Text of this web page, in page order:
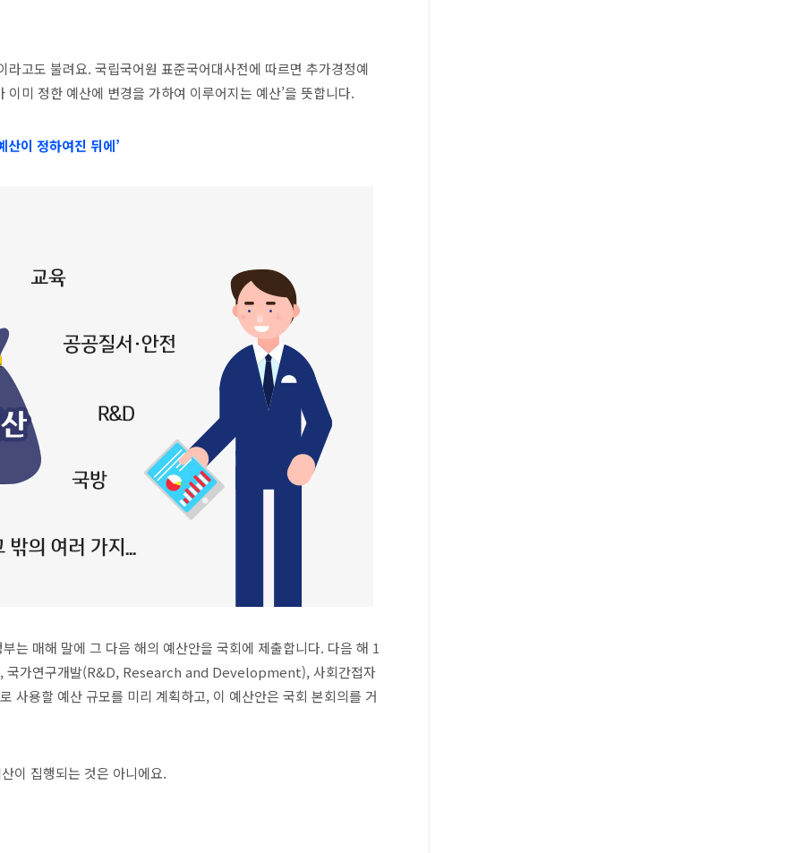
라고도 불려요. 국립국어원 표준국어대사전에 따르면 추가경정예
미 정한 예산에 변경을 가하여 이루어지는 예산’을 뜻합니다.
산이 정하여진 뒤에’
는 매해 말에 그 다음 해의 예산안을 국회에 제출합니다. 다음 해 1
, 국가연구개발(R&D, Research and Development), 사회간접자
용할 예산 규모를 미리 계획하고, 이 예산안은 국회 본회의를 거
이 집행되는 것은 아니에요.